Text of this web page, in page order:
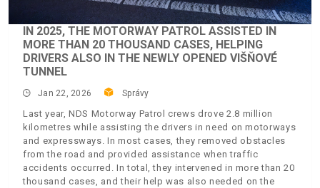
IN 2025, THE MOTORWAY PATROL ASSISTED IN
MORE THAN 20 THOUSAND CASES, HELPING
DRIVERS ALSO IN THE NEWLY OPENED VIŠŇOVÉ
TUNNEL
Jan 22, 2026 Správy
Last year, NDS Motorway Patrol crews drove 2.8 million
kilometres while assisting the drivers in need on motorways
and expressways. In most cases, they removed obstacles
from the road and provided assistance when traffic
accidents occurred. In total, they intervened in more than 20
thousand cases, and their help was also needed on the